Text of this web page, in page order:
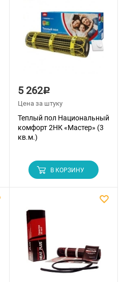
5 262Р
Цена за штуку
Теплый пол Национальный
комфорт 2НК «Мастер» (3
кв.м.)
В КОРЗИНУ